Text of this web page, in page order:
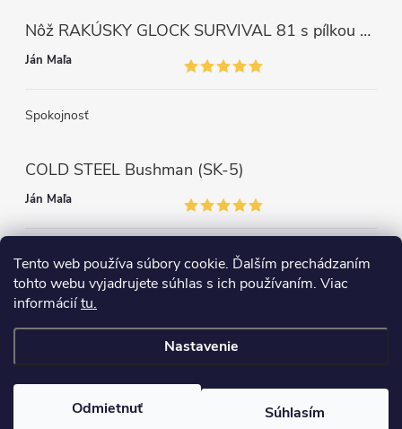
Tento web používa súbory cookie. Ďalším prechádzaním
tohto webu vyjadrujete súhlas s ich používaním. Viac
informáciítu.
Nastavenie
Odmietnuť Súhlasím
Nôž RAKÚSKY GLOCK SURVIVAL 81 s pílkou ZELENÝ
Ján Maľa
Spokojnosť
COLD STEEL Bushman (SK-5)
Ján Maľa
Môžem len povedať super,super a super nôž
survival-shop. Všetky práva vyhradené.